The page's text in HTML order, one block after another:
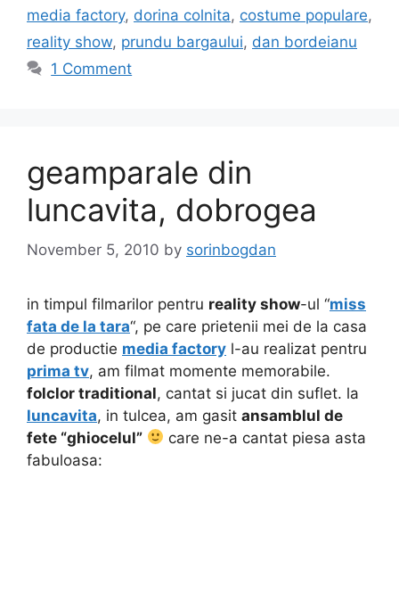
media factory, dorina colnita, costume populare,
reality show, prundu bargaului, dan bordeianu
1 Comment
geamparale din
luncavita, dobrogea
November 5, 2010 by sorinbogdan
in timpul filmarilor pentru reality show-ul “miss
fata de la tara“, pe care prietenii mei de la casa
de productie media factory l-au realizat pentru
prima tv, am filmat momente memorabile.
folclor traditional, cantat si jucat din suflet. la
luncavita, in tulcea, am gasit ansamblul de
fete “ghiocelul”
care ne-a cantat piesa asta
fabuloasa: